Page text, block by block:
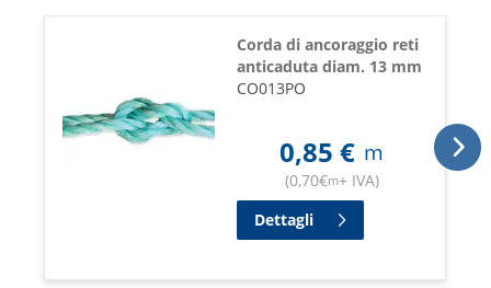
Corda di ancoraggio reti
anticaduta diam. 13 mm
CO013PO
0,85 € m
(0,70€m+ IVA)
Dettagli